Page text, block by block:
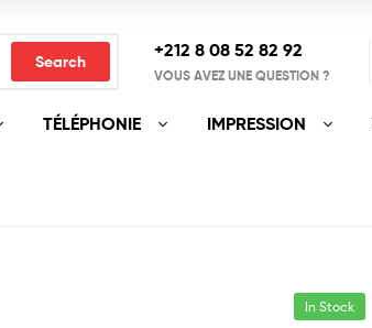
Search
+212 8 08 52 82 92‬
VOUS AVEZ UNE QUESTION ?
TÉLÉPHONIE IMPRESSION
In Stock